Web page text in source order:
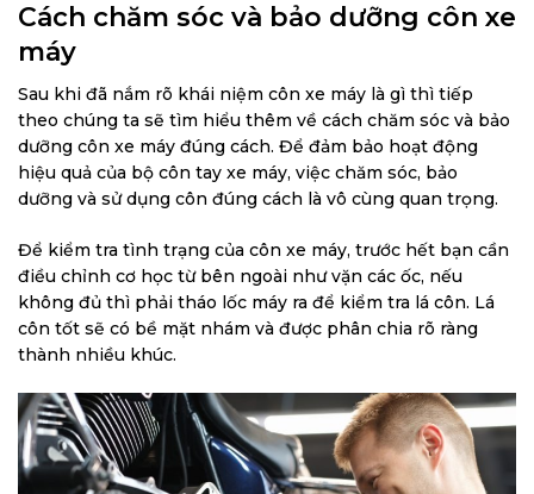
Cách chăm sóc và bảo dưỡng côn xe
máy
Sau khi đã nắm rõ khái niệm côn xe máy là gì thì tiếp
theo chúng ta sẽ tìm hiểu thêm về cách chăm sóc và bảo
dưỡng côn xe máy đúng cách. Để đảm bảo hoạt động
hiệu quả của bộ côn tay xe máy, việc chăm sóc, bảo
dưỡng và sử dụng côn đúng cách là vô cùng quan trọng.
Để kiểm tra tình trạng của côn xe máy, trước hết bạn cần
điều chỉnh cơ học từ bên ngoài như vặn các ốc, nếu
không đủ thì phải tháo lốc máy ra để kiểm tra lá côn. Lá
côn tốt sẽ có bề mặt nhám và được phân chia rõ ràng
thành nhiều khúc.